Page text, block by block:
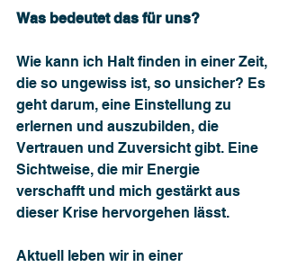
Was bedeutet das für uns?
Wie kann ich Halt finden in einer Zeit,
die so ungewiss ist, so unsicher? Es
geht darum, eine Einstellung zu
erlernen und auszubilden, die
Vertrauen und Zuversicht gibt. Eine
Sichtweise, die mir Energie
verschafft und mich gestärkt aus
dieser Krise hervorgehen lässt.
Aktuell leben wir in einer